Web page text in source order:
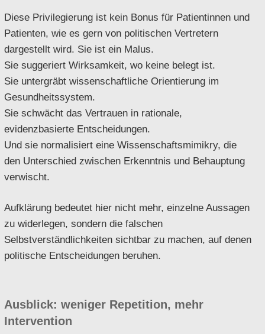
Diese Privilegierung ist kein Bonus für Patientinnen und
Patienten, wie es gern von politischen Vertretern
dargestellt wird. Sie ist ein Malus.
Sie suggeriert Wirksamkeit, wo keine belegt ist.
Sie untergräbt wissenschaftliche Orientierung im
Gesundheitssystem.
Sie schwächt das Vertrauen in rationale,
evidenzbasierte Entscheidungen.
Und sie normalisiert eine Wissenschaftsmimikry, die
den Unterschied zwischen Erkenntnis und Behauptung
verwischt.
Aufklärung bedeutet hier nicht mehr, einzelne Aussagen
zu widerlegen, sondern die falschen
Selbstverständlichkeiten sichtbar zu machen, auf denen
politische Entscheidungen beruhen.
Ausblick: weniger Repetition, mehr
Intervention